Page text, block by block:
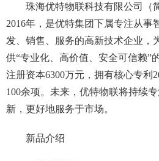
珠海优特物联科技有限公司（
2016年，是优特集团下属专注从事
发、销售、服务的高新技术企业，
供“专业化、高价值、安全可信赖”
注册资本6300万元，拥有核心专利
100余项。未来，优特物联将持续
新，更好地服务于市场。
新品介绍